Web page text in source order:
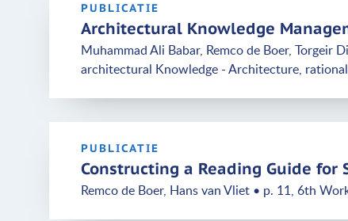
PUBLICATIE
Architectural Knowledge
Muhammad Ali Babar, Remco de Boer, Torgeir
architectural Knowledge - Architecture,
PUBLICATIE
Constructing a Reading Guide for
Remco de Boer, Hans van Vliet • p. 11, 6th